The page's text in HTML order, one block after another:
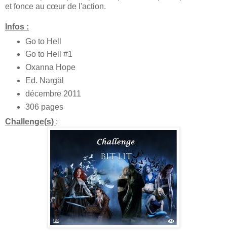
et fonce au cœur de l'action.
Infos :
Go to Hell
Go to Hell #1
Oxanna Hope
Ed. Nargäl
décembre 2011
306 pages
Challenge(s) :